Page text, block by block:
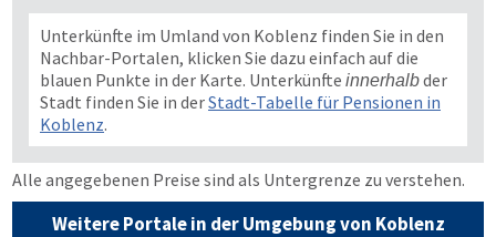
Unterkünfte im Umland von Koblenz finden Sie in den
Nachbar-Portalen, klicken Sie dazu einfach auf die
blauen Punkte in der Karte. Unterkünfte innerhalbder
Stadt finden Sie in derStadt-Tabelle für Pensionen in
Koblenz.
Alle angegebenen Preise sind als Untergrenze zu verstehen.
Weitere Portale in der Umgebung von Koblenz